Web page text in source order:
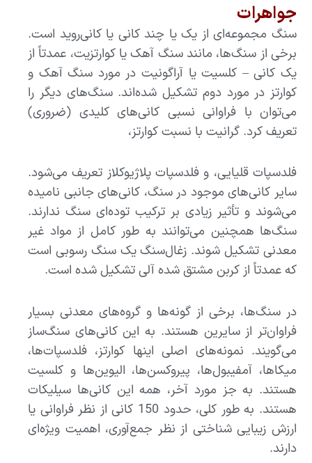
جواهرات
سنگ مجموعه‌ای از یک یا چند کانی یا کانی‌روید است.
برخی از سنگ‌ها، مانند سنگ آهک یا کوارتزیت، عمدتاً از
یک کانی – کلسیت یا آراگونیت در مورد سنگ آهک و
کوارتز در مورد دوم تشکیل شده‌اند. سنگ‌های دیگر را
می‌توان با فراوانی نسبی کانی‌های کلیدی (ضروری)
تعریف کرد. گرانیت با نسبت کوارتز،
فلدسپات قلیایی، و فلدسپات پلاژیوکلاز تعریف می‌شود.
سایر کانی‌های موجود در سنگ، کانی‌های جانبی نامیده
می‌شوند و تأثیر زیادی بر ترکیب توده‌ای سنگ ندارند.
سنگ‌ها همچنین می‌توانند به طور کامل از مواد غیر
معدنی تشکیل شوند. زغال‌سنگ یک سنگ رسوبی است
که عمدتاً از کربن مشتق شده آلی تشکیل شده است.
در سنگ‌ها، برخی از گونه‌ها و گروه‌های معدنی بسیار
فراوان‌تر از سایرین هستند. به این کانی‌های سنگ‌ساز
می‌گویند. نمونه‌های اصلی اینها کوارتز، فلدسپات‌ها،
میکاها، آمفیبول‌ها، پیروکسن‌ها، الیوین‌ها و کلسیت
هستند. به جز مورد آخر، همه این کانی‌ها سیلیکات
هستند. به طور کلی، حدود 150 کانی از نظر فراوانی یا
ارزش زیبایی شناختی از نظر جمع‌آوری، اهمیت ویژه‌ای
دارند.